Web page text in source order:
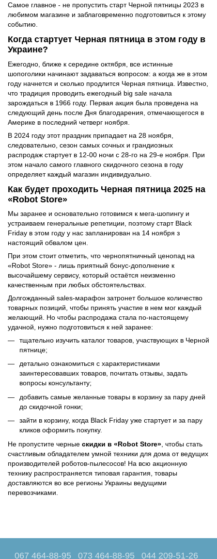
Самое главное - не пропустить старт Черной пятницы 2023 в
любимом магазине и заблаговременно подготовиться к этому
событию.
Когда стартует Черная пятница в этом году в
Украине?
Ежегодно, ближе к середине октября, все истинные
шопоголики начинают задаваться вопросом: а когда же в этом
году начнется и сколько продлится Черная пятница. Известно,
что традиция проводить ежегодный big sale начала
зарождаться в 1966 году. Первая акция была проведена на
следующий день после Дня благодарения, отмечающегося в
Америке в последний четверг ноября.
В 2024 году этот праздник припадает на 28 ноября,
следовательно, сезон самых сочных и грандиозных
распродаж стартует в 12-00 ночи с 28-го на 29-е ноября. При
этом начало самого главного скидочного сезона в году
определяет каждый магазин индивидуально.
Как будет проходить Черная пятница 2025 на
«Robot Store»
Мы заранее и основательно готовимся к мега-шопингу и
устраиваем генеральные репетиции, поэтому старт Black
Friday в этом году у нас запланирован на 14 ноября з
настоящий обвалом цен.
При этом стоит отметить, что чернопятничный ценопад на
«Robot Store» - лишь приятный бонус-дополнение к
высочайшему сервису, который остаётся неизменно
качественным при любых обстоятельствах.
Долгожданный sales-марафон затронет большое количество
товарных позиций, чтобы принять участие в нем мог каждый
желающий. Но чтобы распродажа стала по-настоящему
удачной, нужно подготовиться к ней заранее:
тщательно изучить каталог товаров, участвующих в Черной
пятнице;
детально ознакомиться с характеристиками
заинтересовавших товаров, почитать отзывы, задать
вопросы консультанту;
добавить самые желанные товары в корзину за пару дней
до скидочной гонки;
зайти в корзину, когда Black Friday уже стартует и за пару
кликов оформить покупку.
Не пропустите черные скидки в «Robot Store» , чтобы стать
счастливым обладателем умной техники для дома от ведущих
производителей роботов-пылесосов! На всю акционную
технику распространяется типовая гарантия, товары
доставляются во все регионы Украины ведущими
перевозчиками.
067 464-88-95 073 464-88-95 044 209-51-26